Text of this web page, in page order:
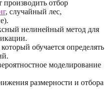
производить отбор
, случайный лес,
нелинейный метод для
обучается определять
моделирование
размерности и отбора